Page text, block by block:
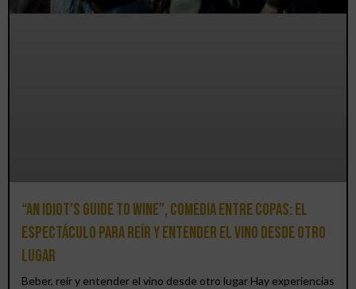
“An Idiot’s Guide to Wine”, comedia entre copas: el
espectáculo para reír y entender el vino desde otro
lugar
Beber, reír y entender el vino desde otro lugar Hay experiencias